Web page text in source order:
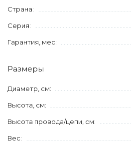
Страна:
Серия:
Гарантия, мес:
Размеры
Диаметр, см:
Высота, см:
Высота провода/цепи, см:
Вес: